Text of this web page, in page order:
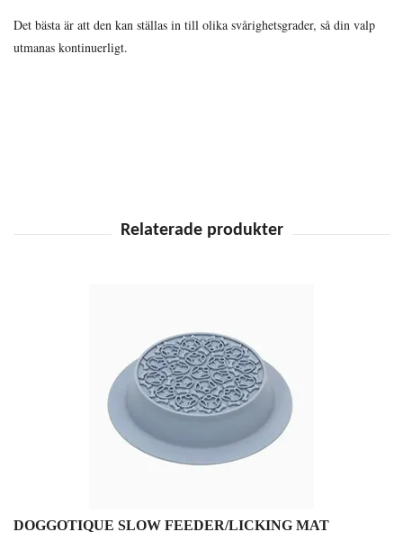
Det bästa är att den kan ställas in till olika svårighetsgrader, så din valp
utmanas kontinuerligt.
DOGGOTIQUE SLOW FEEDER/LICKING MAT